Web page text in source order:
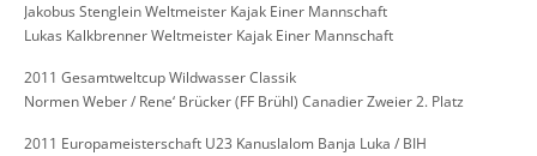
Jakobus Stenglein Weltmeister Kajak Einer Mannschaft
Lukas Kalkbrenner Weltmeister Kajak Einer Mannschaft
2011 Gesamtweltcup Wildwasser Classik
Normen Weber / Rene‘ Brücker (FF Brühl) Canadier Zweier 2. Platz
2011 Europameisterschaft U23 Kanuslalom Banja Luka / BIH